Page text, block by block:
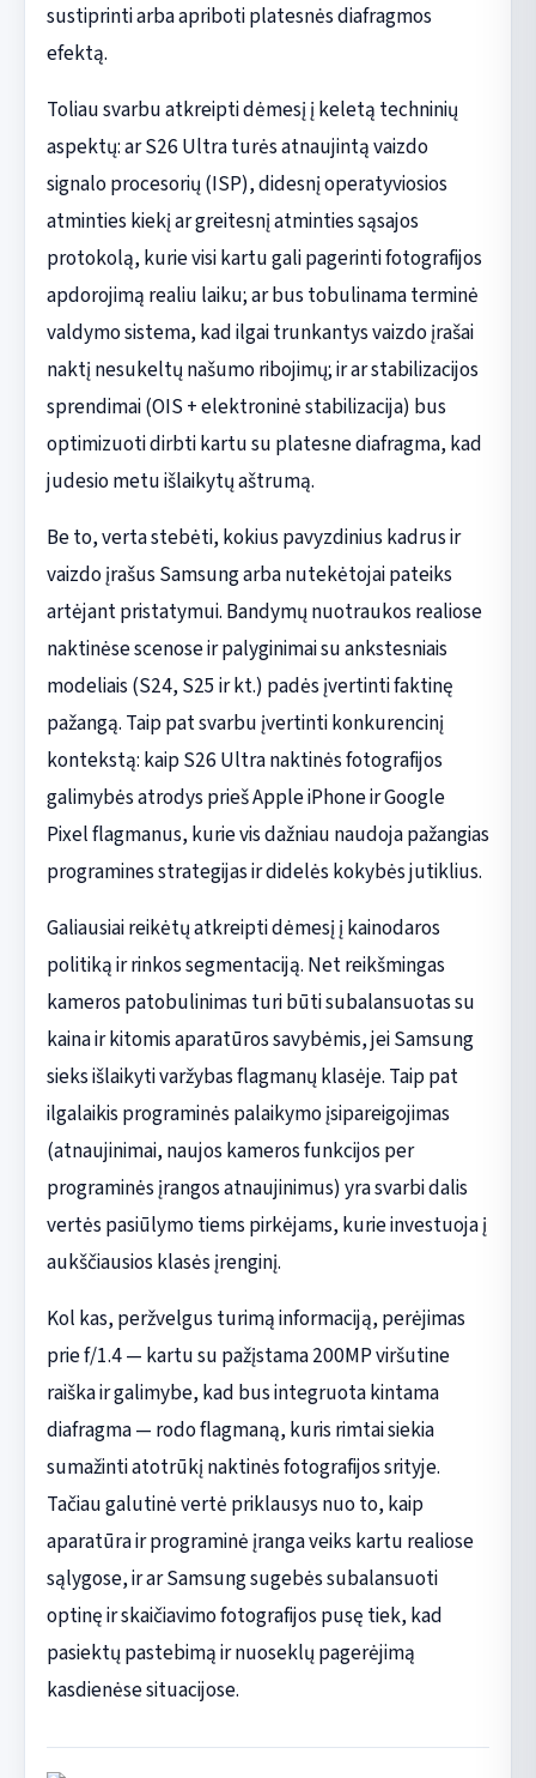
sustiprinti arba apriboti platesnės diafragmos
efektą.
Toliau svarbu atkreipti dėmesį į keletą techninių
aspektų: ar S26 Ultra turės atnaujintą vaizdo
signalo procesorių (ISP), didesnį operatyviosios
atminties kiekį ar greitesnį atminties sąsajos
protokolą, kurie visi kartu gali pagerinti fotografijos
apdorojimą realiu laiku; ar bus tobulinama terminė
valdymo sistema, kad ilgai trunkantys vaizdo įrašai
naktį nesukeltų našumo ribojimų; ir ar stabilizacijos
sprendimai (OIS + elektroninė stabilizacija) bus
optimizuoti dirbti kartu su platesne diafragma, kad
judesio metu išlaikytų aštrumą.
Be to, verta stebėti, kokius pavyzdinius kadrus ir
vaizdo įrašus Samsung arba nutekėtojai pateiks
artėjant pristatymui. Bandymų nuotraukos realiose
naktinėse scenose ir palyginimai su ankstesniais
modeliais (S24, S25 ir kt.) padės įvertinti faktinę
pažangą. Taip pat svarbu įvertinti konkurencinį
kontekstą: kaip S26 Ultra naktinės fotografijos
galimybės atrodys prieš Apple iPhone ir Google
Pixel flagmanus, kurie vis dažniau naudoja pažangias
programines strategijas ir didelės kokybės jutiklius.
Galiausiai reikėtų atkreipti dėmesį į kainodaros
politiką ir rinkos segmentaciją. Net reikšmingas
kameros patobulinimas turi būti subalansuotas su
kaina ir kitomis aparatūros savybėmis, jei Samsung
sieks išlaikyti varžybas flagmanų klasėje. Taip pat
ilgalaikis programinės palaikymo įsipareigojimas
(atnaujinimai, naujos kameros funkcijos per
programinės įrangos atnaujinimus) yra svarbi dalis
vertės pasiūlymo tiems pirkėjams, kurie investuoja į
aukščiausios klasės įrenginį.
Kol kas, peržvelgus turimą informaciją, perėjimas
prie f/1.4 — kartu su pažįstama 200MP viršutine
raiška ir galimybe, kad bus integruota kintama
diafragma — rodo flagmaną, kuris rimtai siekia
sumažinti atotrūkį naktinės fotografijos srityje.
Tačiau galutinė vertė priklausys nuo to, kaip
aparatūra ir programinė įranga veiks kartu realiose
sąlygose, ir ar Samsung sugebės subalansuoti
optinę ir skaičiavimo fotografijos pusę tiek, kad
pasiektų pastebimą ir nuoseklų pagerėjimą
kasdienėse situacijose.